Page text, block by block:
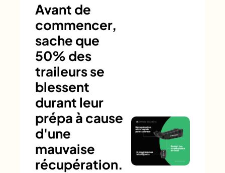
Avant de
commencer,
sache que
50% des
traileurs se
blessent
durant leur
prépa à cause
d'une
mauvaise
récupération.